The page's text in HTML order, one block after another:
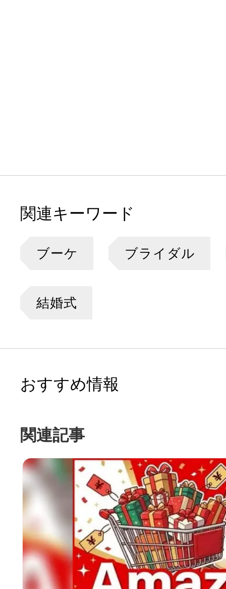
関連キーワード
ブーケ ブライダル
結婚式
おすすめ情報
関連記事